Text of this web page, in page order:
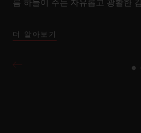
름 하늘이 주는 자유롭고 광활한
더 알아보기